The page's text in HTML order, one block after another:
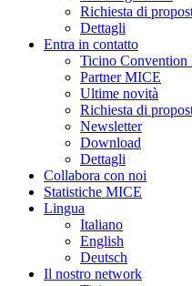
Richiesta di
Dettagli
Entra in contatto
Ticino Convention
Partner MICE
Ultime novità
Richiesta di
Newsletter
Download
Dettagli
Collabora con noi
Statistiche MICE
Lingua
Italiano
English
Deutsch
Il nostro network